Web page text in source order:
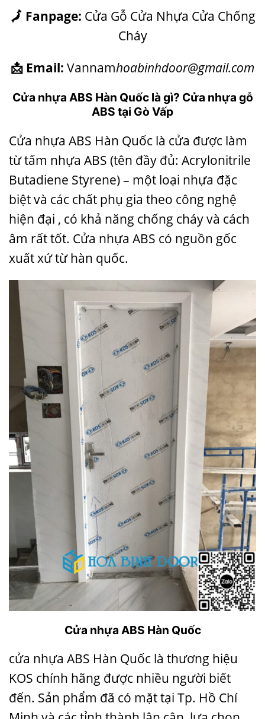
🗾 Fanpage: Cửa Gỗ Cửa Nhựa Cửa Chống
Cháy
📩 Email: Vannamhoabinhdoor@gmail.com
Cửa nhựa ABS Hàn Quốc là gì? Cửa nhựa gỗ
ABS tại Gò Vấp
Cửa nhựa ABS Hàn Quốc là cửa được làm
từ tấm nhựa ABS (tên đầy đủ: Acrylonitrile
Butadiene Styrene) – một loại nhựa đặc
biệt và các chất phụ gia theo công nghệ
hiện đại , có khả năng chống cháy và cách
âm rất tốt. Cửa nhựa ABS có nguồn gốc
xuất xứ từ hàn quốc.
Cửa nhựa ABS Hàn Quốc
cửa nhựa ABS Hàn Quốc là thương hiệu
KOS chính hãng được nhiều người biết
đến. Sản phẩm đã có mặt tại Tp. Hồ Chí